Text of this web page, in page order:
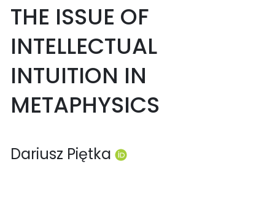
THE ISSUE OF
INTELLECTUAL
INTUITION IN
METAPHYSICS
Dariusz Piętka